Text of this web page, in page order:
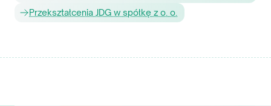
Przekształcenia JDG w spółkę z o. o.